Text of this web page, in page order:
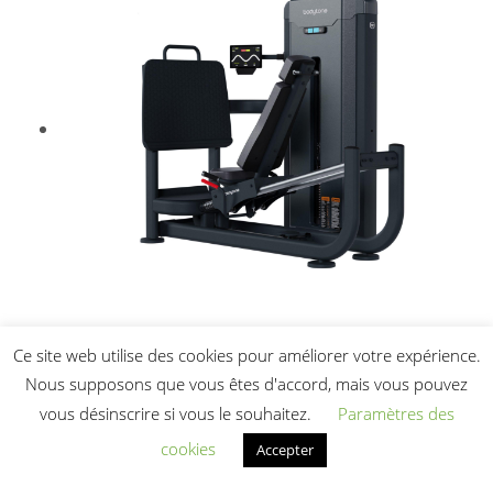
Machine de presse pour les jambes
Bodytone FH59 : Le guide ultime pour le
renforcement musculaire.
Ce site web utilise des cookies pour améliorer votre expérience.
Nous supposons que vous êtes d'accord, mais vous pouvez
vous désinscrire si vous le souhaitez.
Paramètres des
cookies
Accepter